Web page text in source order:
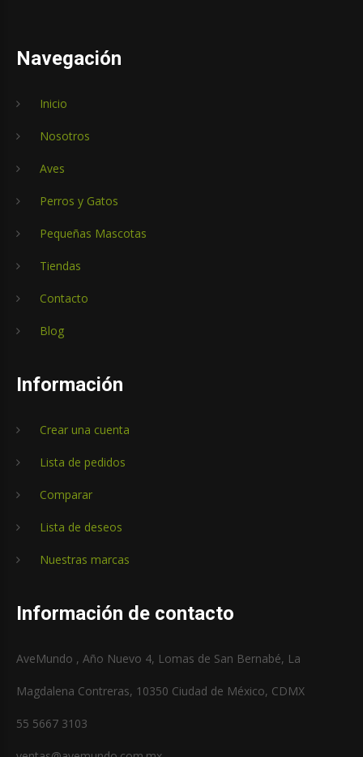
Navegación
Inicio
Nosotros
Aves
Perros y Gatos
Pequeñas Mascotas
Tiendas
Contacto
Blog
Información
Crear una cuenta
Lista de pedidos
Comparar
Lista de deseos
Nuestras marcas
Información de contacto
AveMundo , Año Nuevo 4, Lomas de San Bernabé, La
Magdalena Contreras, 10350 Ciudad de México, CDMX
55 5667 3103